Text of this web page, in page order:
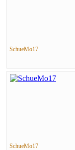
SchueMo17
SchueMo17